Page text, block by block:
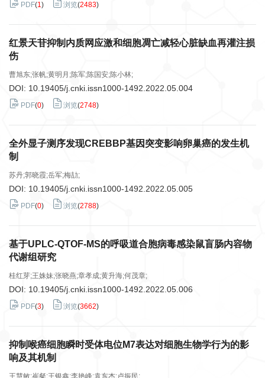
PDF(1) 浏览(2483)
红景天苷抑制内质网应激和细胞凋亡减轻心脏缺血再灌注损
伤
曹旭东;张帆;黄明月;陈军;陈国安;陈小林;
DOI: 10.19405/j.cnki.issn1000-1492.2022.05.004
PDF(0) 浏览(2748)
全外显子测序发现CREBBP基因突变影响卵巢癌的发生机
制
苏丹;郭晓霞;岳军;梅劼;
DOI: 10.19405/j.cnki.issn1000-1492.2022.05.005
PDF(0) 浏览(2788)
基于UPLC-QTOF-MS的呼吸道合胞病毒感染鼠盲肠内容物
代谢组研究
桂红芽;王姝妹;张晓燕;章孝成;黄升海;何茂章;
DOI: 10.19405/j.cnki.issn1000-1492.2022.05.006
PDF(3) 浏览(3662)
抑制喉癌细胞瞬时受体电位M7表达对细胞生物学行为的影
响及其机制
王慧敏;崔粲;王银鑫;李艳峰;袁东杰;卢振民;